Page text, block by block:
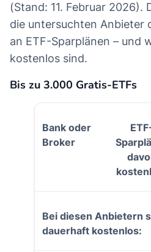
(Stand: 11. Februar 2026).
die untersuchten Anbieter
an ETF-Sparplänen – und
kostenlos sind.
Bis zu 3.000 Gratis-ETFs
Bank oder
Broker
Bei diesen Anbietern
dauerhaft kostenlos: